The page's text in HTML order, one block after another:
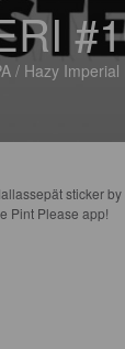
/ Hazy Imperial
sticker
Pint Please app!